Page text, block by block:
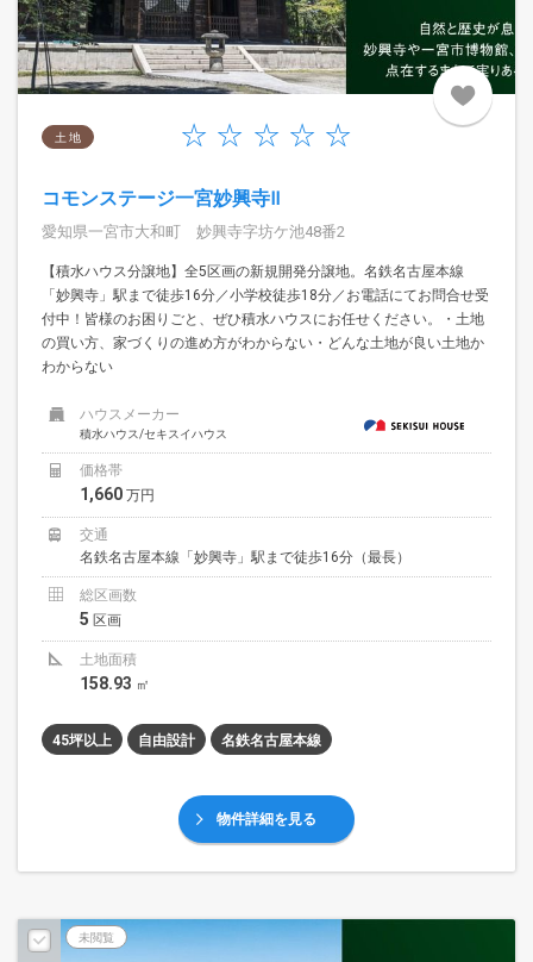
土 地
コモンステージ一宮妙興寺Ⅱ
愛知県一宮市大和町 妙興寺字坊ケ池48番2
【積水ハウス分譲地】全5区画の新規開発分譲地。名鉄名古屋本線
「妙興寺」駅まで徒歩16分／小学校徒歩18分／お電話にてお問合せ受
付中！皆様のお困りごと、ぜひ積水ハウスにお任せください。・土地
の買い方、家づくりの進め方がわからない・どんな土地が良い土地か
わからない
ハウスメーカー
積水ハウス/セキスイハウス
価格帯
1,660 万円
交通
名鉄名古屋本線「妙興寺」駅まで徒歩16分（最長）
総区画数
5 区画
土地面積
158.93 ㎡
45坪以上 自由設計 名鉄名古屋本線
物件詳細を見る
未閲覧